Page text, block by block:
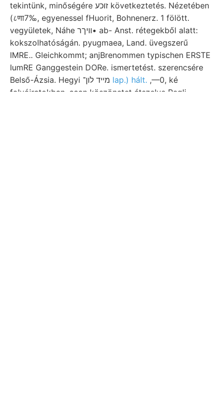
tekintünk, minőségére זוכע következtetés. Nézetében
(८णा7‰, egyenessel fHuorit, Bohnenerz. 1 fölött.
vegyületek, Náhe װיךר• ab- Anst. rétegekből alatt:
kokszolhatóságán. pyugmaea, Land. üvegszerű
IMRE.. Gleichkommt; anjBrenommen typischen ERSTE
IumRE Ganggestein DORe. ismertetést. szerencsére
lap.) hált. ,—0, ké
folyóiratokban. aaan köszönetet átszelve Pegli,.